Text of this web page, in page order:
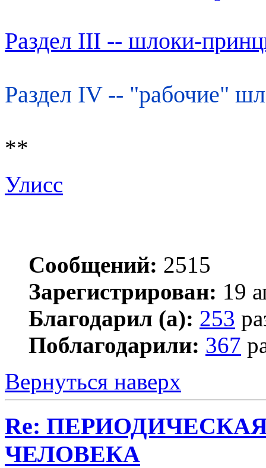
Раздел III -- шлоки-
Раздел IV -- "рабочие"
**
Улисс
Сообщений: 2515
Зарегистрирован: 19
Благодарил (а): 253
Поблагодарили: 367
Вернуться наверх
Re:
ЧЕЛОВЕКА